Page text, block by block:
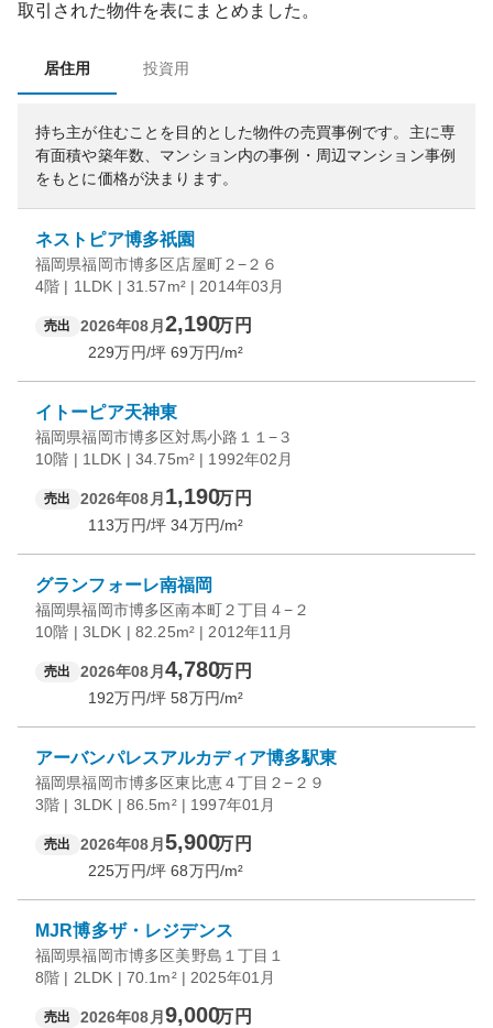
取引された物件を表にまとめました。
居住用 投資用
持ち主が住むことを目的とした物件の売買事例です。 主に専
有面積や築年数、マンション内の事例・周辺マンション事例
をもとに価格が決まります。
ネストピア博多祇園
福岡県福岡市博多区店屋町２−２６
4階 | 1LDK | 31.57m² | 2014年03月
売出 2026年08月 2,190万円
229万円/坪 69万円/m²
イトーピア天神東
福岡県福岡市博多区対馬小路１１−３
10階 | 1LDK | 34.75m² | 1992年02月
売出 2026年08月 1,190万円
113万円/坪 34万円/m²
グランフォーレ南福岡
福岡県福岡市博多区南本町２丁目４−２
10階 | 3LDK | 82.25m² | 2012年11月
売出 2026年08月 4,780万円
192万円/坪 58万円/m²
アーバンパレスアルカディア博多駅東
福岡県福岡市博多区東比恵４丁目２−２９
3階 | 3LDK | 86.5m² | 1997年01月
売出 2026年08月 5,900万円
225万円/坪 68万円/m²
MJR博多ザ・レジデンス
福岡県福岡市博多区美野島１丁目１
8階 | 2LDK | 70.1m² | 2025年01月
売出 2026年08月 9,000万円